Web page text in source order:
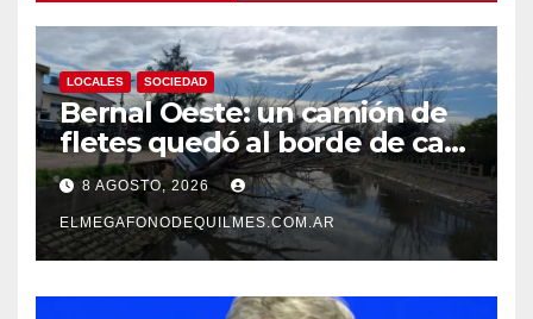
LOCALES SOCIEDAD
Bernal Oeste: un camión de
fletes quedó al borde de caer
al arroyo Las Piedras
8 AGOSTO, 2026
ELMEGAFONODEQUILMES.COM.AR